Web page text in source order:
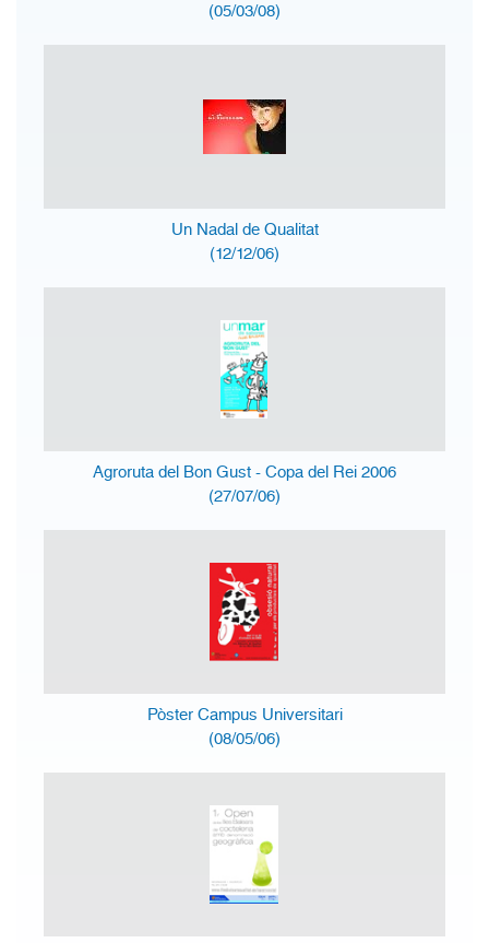
(05/03/08)
Un Nadal de Qualitat
(12/12/06)
Agroruta del Bon Gust - Copa del Rei 2006
(27/07/06)
Pòster Campus Universitari
(08/05/06)